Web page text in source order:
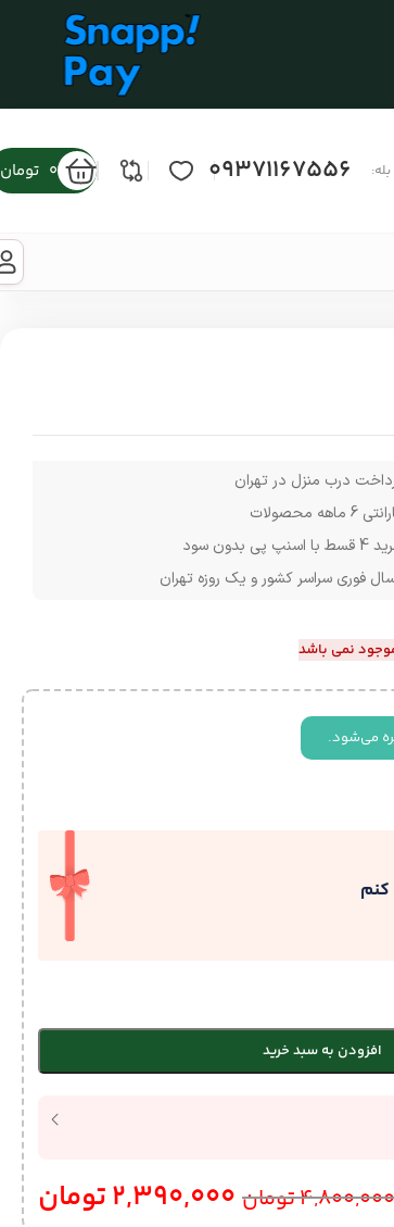
09371167556
0 تومان
درب منزل در تهران
6 ماهه محصولات
اسنپ پی بدون سود
فوری سراسر کشور و یک روزه تهران
موجود نمی باشد
می‌شود.
افزودن به سبد خرید
4,800,000تومان 2,390,000تومان